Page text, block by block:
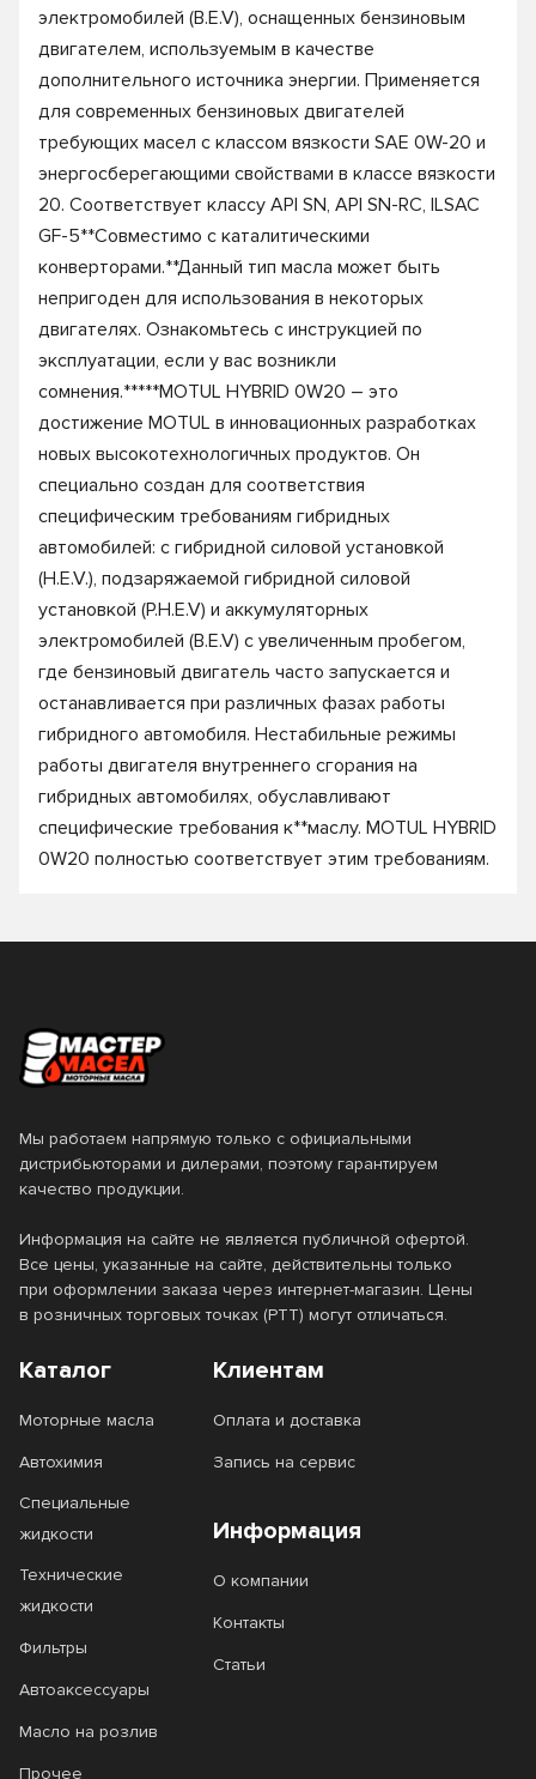
электромобилей (B.E.V), оснащенных бензиновым
двигателем, используемым в качестве
дополнительного источника энергии. Применяется
для современных бензиновых двигателей
требующих масел с классом вязкости SAE 0W-20 и
энергосберегающими свойствами в классе вязкости
20. Соответствует классу API SN, API SN-RC, ILSAC
GF-5**Совместимо с каталитическими
конверторами.**Данный тип масла может быть
непригоден для использования в некоторых
двигателях. Ознакомьтесь с инструкцией по
эксплуатации, если у вас возникли
сомнения.*****MOTUL HYBRID 0W20 – это
достижение MOTUL в инновационных разработках
новых высокотехнологичных продуктов. Он
специально создан для соответствия
специфическим требованиям гибридных
автомобилей: с гибридной силовой установкой
(H.E.V.), подзаряжаемой гибридной силовой
установкой (P.H.E.V) и аккумуляторных
электромобилей (B.E.V) с увеличенным пробегом,
где бензиновый двигатель часто запускается и
останавливается при различных фазах работы
гибридного автомобиля. Нестабильные режимы
работы двигателя внутреннего сгорания на
гибридных автомобилях, обуславливают
специфические требования к**маслу. MOTUL HYBRID
0W20 полностью соответствует этим требованиям.
Мы работаем напрямую только с официальными
дистрибьюторами и дилерами, поэтому гарантируем
качество продукции.
Информация на сайте не является публичной офертой.
Все цены, указанные на сайте, действительны только
при оформлении заказа через интернет-магазин. Цены
в розничных торговых точках (РТТ) могут отличаться.
Каталог
Моторные масла
Автохимия
Специальные
жидкости
Технические
жидкости
Фильтры
Автоаксессуары
Масло на розлив
Прочее
Клиентам
Оплата и доставка
Запись на сервис
Информация
О компании
Контакты
Статьи